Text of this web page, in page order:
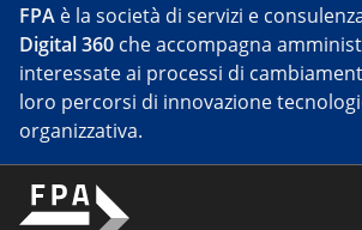
FPA è la società di servizi e
Digital 360 che accompagna
interessate ai processi di
loro percorsi di innovazione
organizzativa.